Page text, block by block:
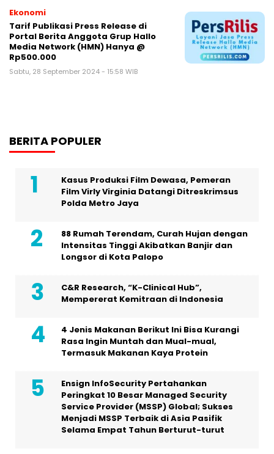
Ekonomi
Tarif Publikasi Press Release di
Portal Berita Anggota Grup Hallo
Media Network (HMN) Hanya @
Rp500.000
Sabtu, 28 September 2024 - 15:58 WIB
BERITA POPULER
Kasus Produksi Film Dewasa, Pemeran
Film Virly Virginia Datangi Ditreskrimsus
Polda Metro Jaya
88 Rumah Terendam, Curah Hujan dengan
Intensitas Tinggi Akibatkan Banjir dan
Longsor di Kota Palopo
C&R Research, “K-Clinical Hub”,
Mempererat Kemitraan di Indonesia
4 Jenis Makanan Berikut Ini Bisa Kurangi
Rasa Ingin Muntah dan Mual-mual,
Termasuk Makanan Kaya Protein
Ensign InfoSecurity Pertahankan
Peringkat 10 Besar Managed Security
Service Provider (MSSP) Global; Sukses
Menjadi MSSP Terbaik di Asia Pasifik
Selama Empat Tahun Berturut-turut